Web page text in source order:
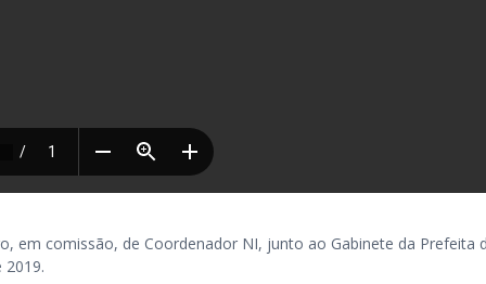
em comissão, de Coordenador NI, junto ao Gabinete da Prefeita